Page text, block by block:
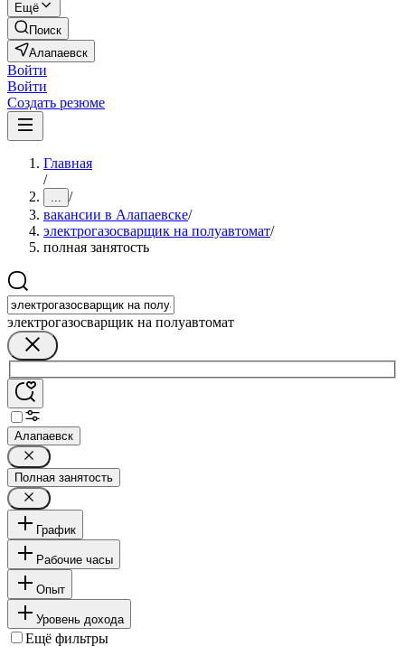
Ещё
Поиск
Алапаевск
Войти
Войти
Создать резюме
Главная
/
... /
вакансии в Алапаевске/
электрогазосварщик на полуавтомат/
полная занятость
электрогазосварщик на полуавтомат
Алапаевск
Полная занятость
График
Рабочие часы
Опыт
Уровень дохода
Ещё фильтры